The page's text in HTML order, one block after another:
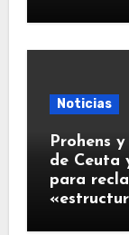
Noticias
Prohens
de Ceuta
para